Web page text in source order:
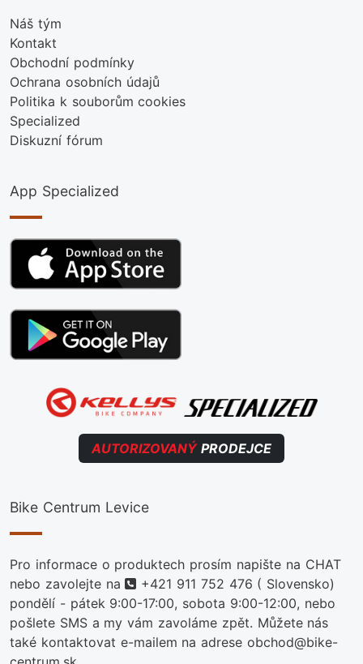
Náš tým
Kontakt
Obchodní podmínky
Ochrana osobních údajů
Politika k souborům cookies
Specialized
Diskuzní fórum
App Specialized
AUTORIZOVANÝPRODEJCE
Bike Centrum Levice
Pro informace o produktech prosím napište na CHAT
nebo zavolejte na
telefon
+421 911 752 476 ( Slovensko)
pondělí - pátek 9:00-17:00, sobota 9:00-12:00, nebo
pošlete SMS a my vám zavoláme zpět. Můžete nás
také kontaktovat e-mailem na adrese obchod@bike-